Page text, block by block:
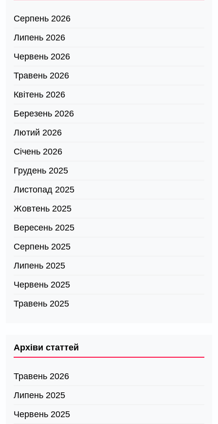
Серпень 2026
Липень 2026
Червень 2026
Травень 2026
Квітень 2026
Березень 2026
Лютий 2026
Січень 2026
Грудень 2025
Листопад 2025
Жовтень 2025
Вересень 2025
Серпень 2025
Липень 2025
Червень 2025
Травень 2025
Архіви статтей
Травень 2026
Липень 2025
Червень 2025